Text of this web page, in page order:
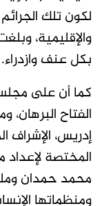
لكون تلك
والإقليمية،
بكل عنف وازدراء.
كما أن على مجلس
الفتاح البرهان،
إدريس، الإشراف
المختصة لإعداد
محمد حمدان
ومنظماتها